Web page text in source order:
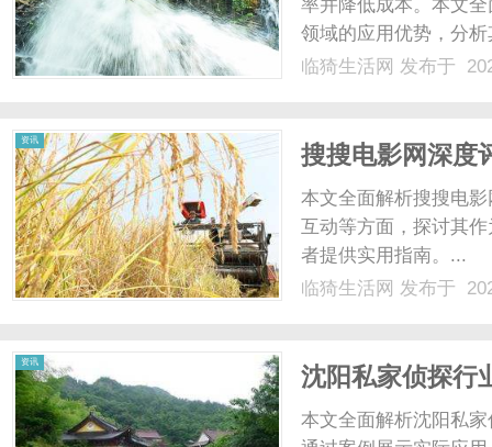
率并降低成本。本文
领域的应用优势，分
未来趋势，强调其对
临猗生活网 发布于
资讯
搜搜电影网深度
方位解析与指南
本文全面解析搜搜电
互动等方面，探讨其
者提供实用指南。...
临猗生活网 发布于
资讯
沈阳私家侦探行
探讨
本文全面解析沈阳私